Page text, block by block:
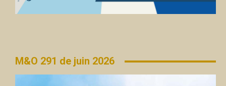
M&O 291 de juin 2026